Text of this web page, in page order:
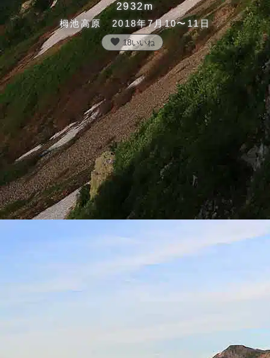
2932m
栂池高原 2018年7月10〜11日
favorite 18いいね